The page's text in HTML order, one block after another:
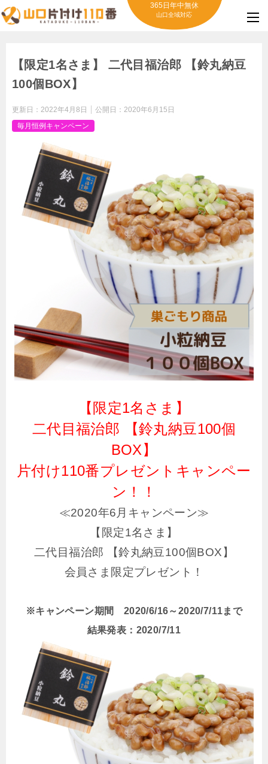
365日年中無休
山口全域対応
【限定1名さま】 二代目福治郎 【鈴丸納豆
100個BOX】
更新日： 2022年4月8日 公開日： 2020年6月15日
毎月恒例キャンペーン
【限定1名さま】
二代目福治郎 【鈴丸納豆100個
BOX】
片付け110番プレゼントキャンペー
ン！！
≪2020年6月キャンペーン≫
【限定1名さま】
二代目福治郎 【鈴丸納豆100個BOX】
会員さま限定プレゼント！
※キャンペーン期間 2020/6/16～2020/7/11まで
結果発表：2020/7/11